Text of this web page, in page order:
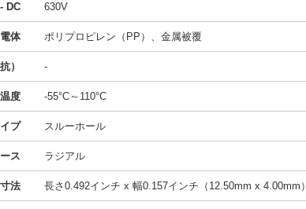
DC 630V
体 ポリプロピレン（PP）、金属被覆
） -
度 -55°C～110°C
プ スルーホール
ス ラジアル
法 長さ0.492インチ x 幅0.157インチ（12.50mm x 4.00mm）